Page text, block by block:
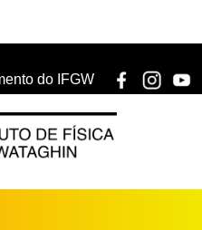
do IFGW